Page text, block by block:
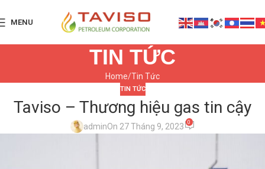
MENU
TIN TỨC
Home Tin Tức
TIN TỨC
Taviso – Thương hiệu gas tin cậy
adminOn 27 Tháng 9, 2023 0